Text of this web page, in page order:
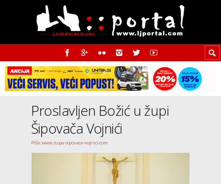
Proslavljen Božić u župi
Šipovača Vojnići
Piše: www.zupa-sipovaca-vojnici.com